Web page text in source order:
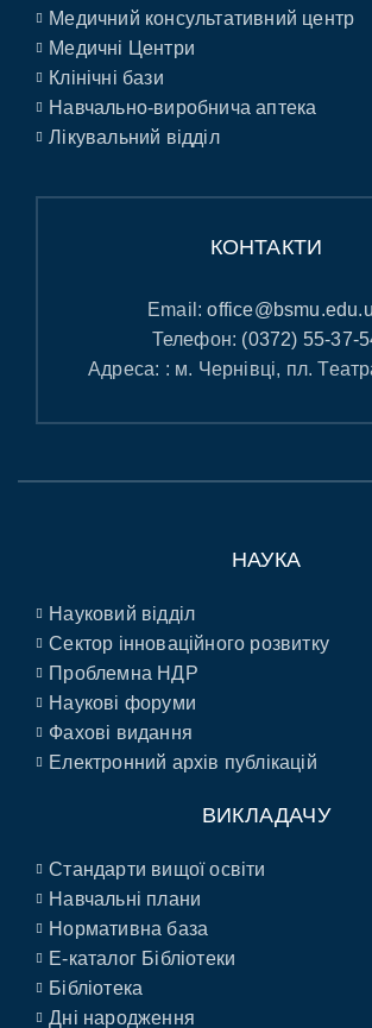
Медичний консультативний центр
Медичні Центри
Клінічні бази
Навчально-виробнича аптека
Лікувальний відділ
КОНТАКТИ
Email:
Телефон: (0372) 55-37-
Адреса: : м. Чернівці, пл.
НАУКА
Науковий відділ
Сектор інноваційного розвитку
Проблемна НДР
Наукові форуми
Фахові видання
Електронний архів публікацій
ВИКЛАДАЧУ
Стандарти вищої освіти
Навчальні плани
Нормативна база
E-каталог Бібліотеки
Бібліотека
Дні народження